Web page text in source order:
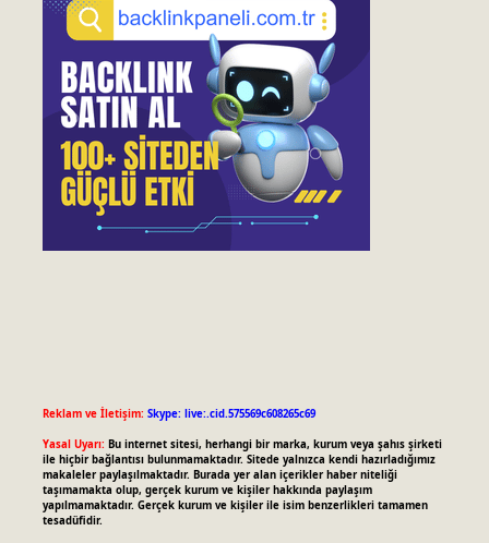
Reklam ve İletişim: Skype: live:.cid.575569c608265c69
Yasal Uyarı: Bu internet sitesi, herhangi bir marka, kurum veya şahıs şirketi
ile hiçbir bağlantısı bulunmamaktadır. Sitede yalnızca kendi hazırladığımız
makaleler paylaşılmaktadır. Burada yer alan içerikler haber niteliği
taşımamakta olup, gerçek kurum ve kişiler hakkında paylaşım
yapılmamaktadır. Gerçek kurum ve kişiler ile isim benzerlikleri tamamen
tesadüfidir.